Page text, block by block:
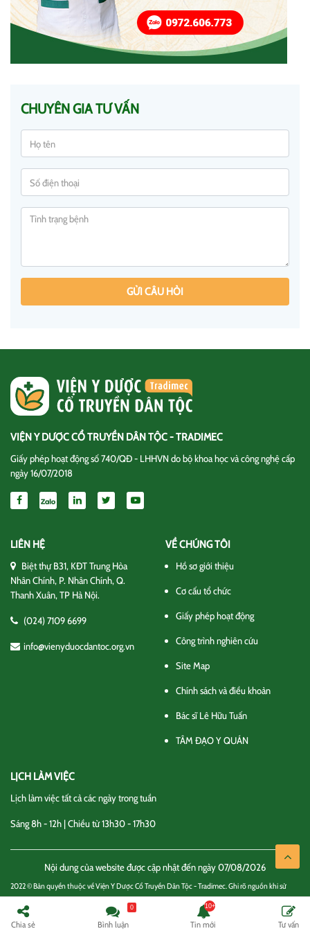
CHUYÊN GIA TƯ VẤN
GỬI CÂU HỎI
VIỆN Y DƯỢC CỔ TRUYỀN DÂN TỘC - TRADIMEC
Giấy phép hoạt động số 740/QĐ - LHHVN do bộ khoa học và công nghệ cấp
ngày 16/07/2018
LIÊN HỆ
Biệt thự B31, KĐT Trung Hòa
Nhân Chính, P. Nhân Chính, Q.
Thanh Xuân, TP Hà Nội.
(024) 7109 6699
info@vienyduocdantoc.org.vn
VỀ CHÚNG TÔI
Hồ sơ giới thiệu
Cơ cấu tổ chức
Giấy phép hoạt động
Công trình nghiên cứu
Site Map
Chính sách và điều khoản
Bác sĩ Lê Hữu Tuấn
TÂM ĐẠO Y QUÁN
LỊCH LÀM VIỆC
Lịch làm việc tất cả các ngày trong tuần
Sáng 8h - 12h | Chiều từ 13h30 - 17h30
Nội dung của website được cập nhật đến ngày 07/08/2026
2022 © Bản quyền thuộc về Viện Y Dược Cổ Truyền Dân Tộc - Tradimec. Ghi rõ nguồn khi sử
Chính sách và điều khoản
Chia sẻ Bình luận
0
Tin mới Tư vấn